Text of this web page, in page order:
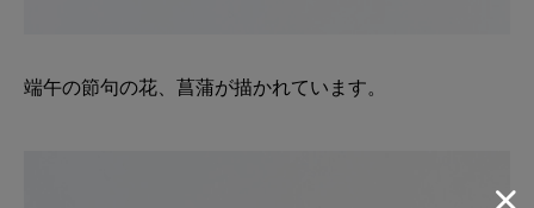
端午の節句の花、菖蒲が描かれています。